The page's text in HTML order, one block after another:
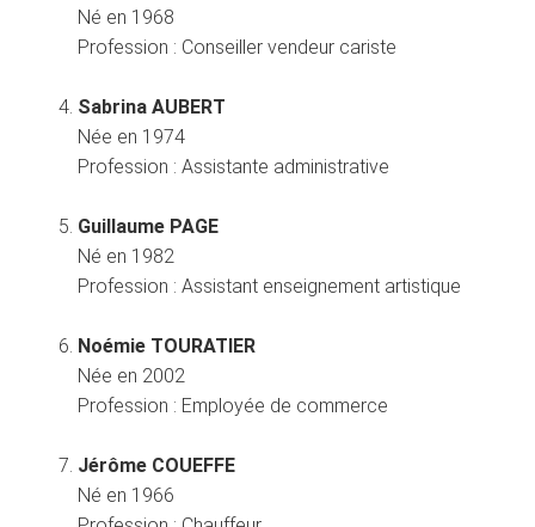
Né en 1968
Profession : Conseiller vendeur cariste
Sabrina AUBERT
Née en 1974
Profession : Assistante administrative
Guillaume PAGE
Né en 1982
Profession : Assistant enseignement artistique
Noémie TOURATIER
Née en 2002
Profession : Employée de commerce
Jérôme COUEFFE
Né en 1966